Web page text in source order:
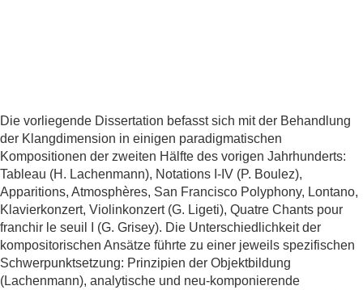
Die vorliegende Dissertation befasst sich mit der Behandlung
der Klangdimension in einigen paradigmatischen
Kompositionen der zweiten Hälfte des vorigen Jahrhunderts:
Tableau (H. Lachenmann), Notations I-IV (P. Boulez),
Apparitions, Atmosphères, San Francisco Polyphony, Lontano,
Klavierkonzert, Violinkonzert (G. Ligeti), Quatre Chants pour
franchir le seuil I (G. Grisey). Die Unterschiedlichkeit der
kompositorischen Ansätze führte zu einer jeweils spezifischen
Schwerpunktsetzung: Prinzipien der Objektbildung
(Lachenmann), analytische und neu-komponierende